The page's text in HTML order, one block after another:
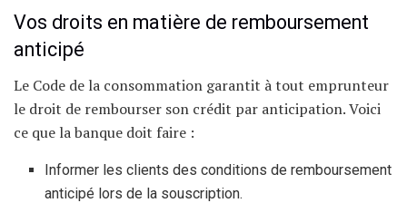
Vos droits en matière de remboursement
anticipé
Le Code de la consommation garantit à tout emprunteur
le droit de rembourser son crédit par anticipation. Voici
ce que la banque doit faire :
Informer les clients des conditions de remboursement
anticipé lors de la souscription.